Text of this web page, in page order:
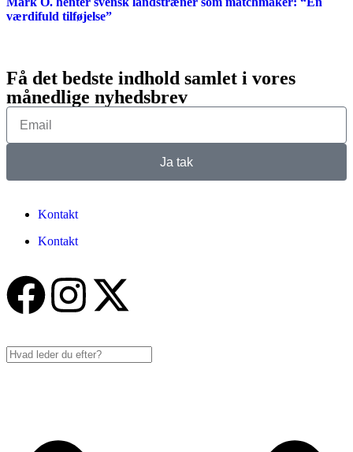
værdifuld tilføjelse”
Få det bedste indhold samlet i vores
månedlige nyhedsbrev
Ja tak
Kontakt
Kontakt